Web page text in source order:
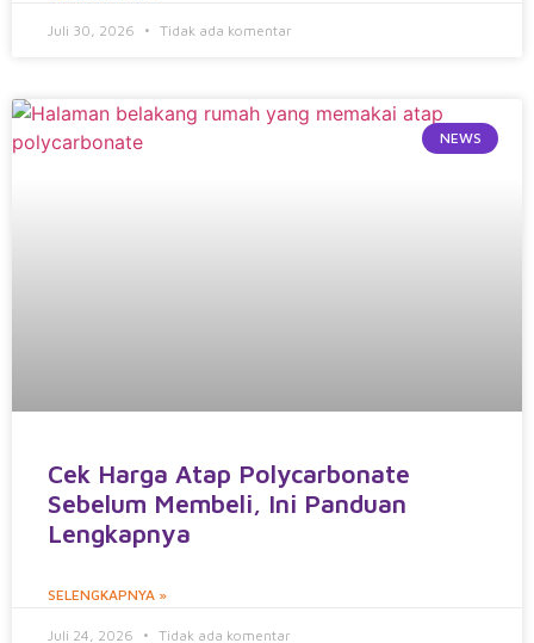
Juli 30, 2026 Tidak ada komentar
NEWS
Cek Harga Atap Polycarbonate
Sebelum Membeli, Ini Panduan
Lengkapnya
SELENGKAPNYA »
Juli 24, 2026 Tidak ada komentar